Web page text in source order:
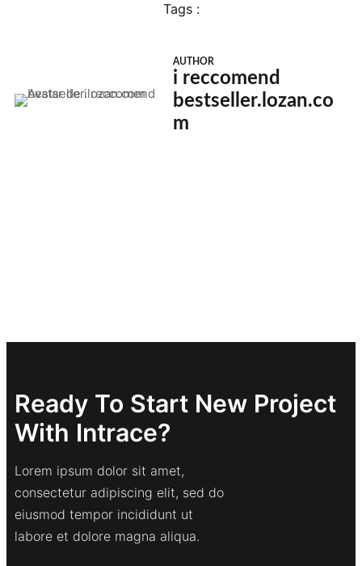
Tags :
AUTHOR
i reccomend
bestseller.lozan.co
m
Ready To Start New Project
With Intrace?
Lorem ipsum dolor sit amet,
consectetur adipiscing elit, sed do
eiusmod tempor incididunt ut
labore et dolore magna aliqua.